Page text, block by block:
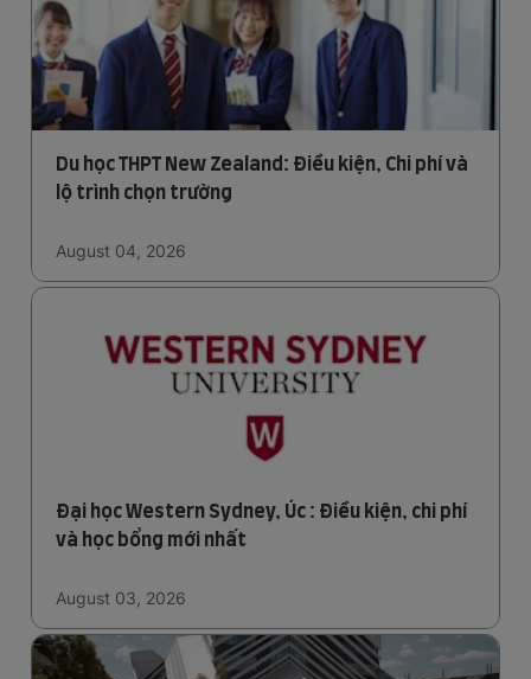
Du học THPT New Zealand: Điều kiện, Chi phí và
lộ trình chọn trường
August 04, 2026
Đại học Western Sydney, Úc : Điều kiện, chi phí
và học bổng mới nhất
August 03, 2026